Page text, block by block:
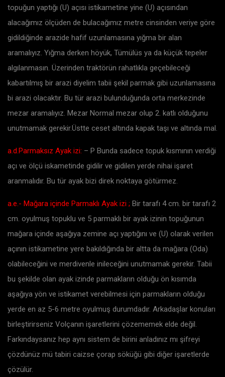
topuğun yaptığı (U) açısı istikametine yine (U) açısından
alacağımız ölçüden de bulacağımız metre cinsinden veriye göre
gidildiğinde arazide hafif uzunlamasına yığma bir alan
aramalıyız. Yığma derken höyük, Tümülüs ya da küçük tepeler
algılanmasın. Üzerinden traktörün rahatlıkla geçebileceği
kabartılmış bir arazi diyelim tabii şekil parmak gibi uzunlamasına
bi arazi olacaktır. Bu tür arazi bulunduğunda orta merkezinde
mezar aramalıyız. Mezar Normal mezar olup 2. katlı olduğunu
unutmamak gerekir.Üstte ceset altında kapak taşı ve altında mal.
a.d.Parmaksız Ayak izi: – P Bunda sadece topuk kısmının verdiği
açı ve ölçü iskametinde gidilir ve gidilen yerde nihai işaret
aranmalıdır. Bu tür ayak bizi direk noktaya götürmez.
a.e.- Mağara içinde Parmaklı Ayak izi ; Bir tarafı 4 cm. bir tarafı 2
cm. oyulmuş topuklu ve 5 parmaklı bir ayak izinin topuğunun
mağara içinde aşağıya zemine açı yaptığını ve (U) olarak verilen
açının istikametine yere bakıldığında bir altta da mağara (Oda)
olabileceğini ve merdivenle inileceğini unutmamak gerekir. Tabii
bu şekilde olan ayak izinde parmakların olduğu ön kısımda
aşağıya yön ve istikamet verebilmesi için parmakların olduğu
yerde en az 5-6 metre oyulmuş durumdadır. Arkadaşlar konuları
birleştirirseniz Volçanın işaretlerini çözememek elde değil.
Farkındaysanız hep aynı sistem de birini anladınız mı şifreyi
çözdünüz mü tabiri caizse çorap söküğü gibi diğer işaretlerde
çözülür.